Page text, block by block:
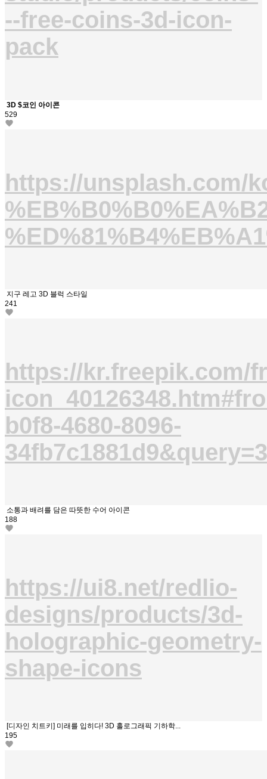
--free-coins-3d-icon-
pack
3D $코인 아이콘
529
https://unsplash.com/
지구 레고 3D 블럭 스타일
241
https://kr.freepik.com/
b0f8-4680-8096-
소통과 배려를 담은 따뜻한 수어 아이콘
188
https://ui8.net/redlio-
designs/products/3d-
holographic-geometry-
shape-icons
[디자인 치트키] 미래를 입히다! 3D 홀로그래픽 기하학...
195